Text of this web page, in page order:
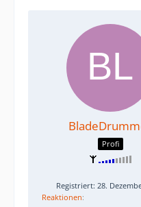
Profi
Registriert: 28.
Reaktionen